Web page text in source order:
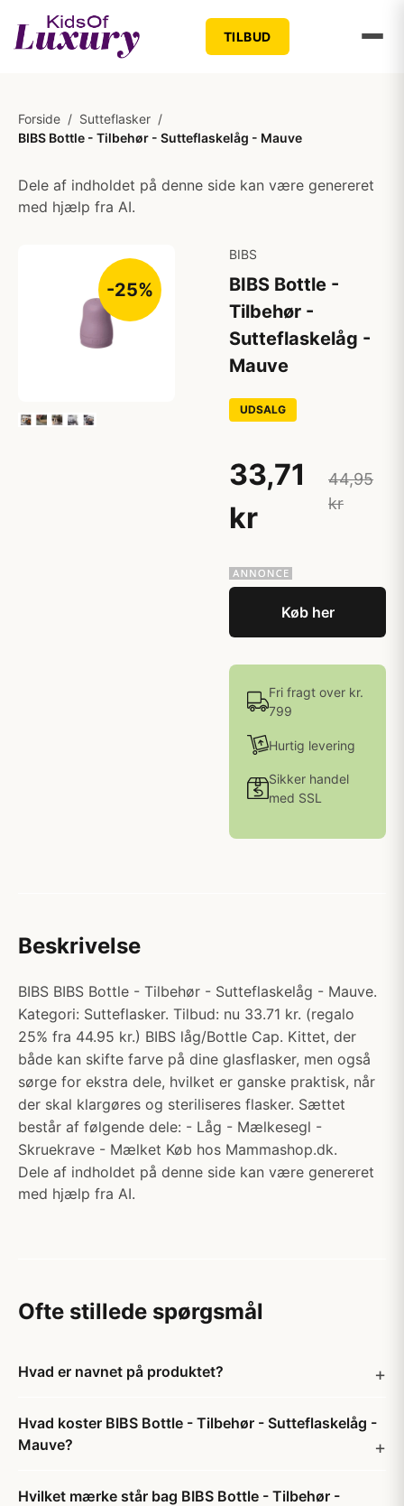
TILBUD
Forside / Sutteflasker /
BIBS Bottle - Tilbehør - Sutteflaskelåg - Mauve
Dele af indholdet på denne side kan være genereret
med hjælp fra AI.
-25%
BIBS
BIBS Bottle -
Tilbehør -
Sutteflaskelåg -
Mauve
UDSALG
33,71
kr
44,95
kr
Køb her
Fri fragt over kr.
799
Hurtig levering
Sikker handel
med SSL
Beskrivelse
BIBS BIBS Bottle - Tilbehør - Sutteflaskelåg - Mauve.
Kategori: Sutteflasker. Tilbud: nu 33.71 kr. (regalo
25% fra 44.95 kr.) BIBS låg/Bottle Cap. Kittet, der
både kan skifte farve på dine glasflasker, men også
sørge for ekstra dele, hvilket er ganske praktisk, når
der skal klargøres og steriliseres flasker. Sættet
består af følgende dele: - Låg - Mælkesegl -
Skruekrave - Mælket Køb hos Mammashop.dk.
Dele af indholdet på denne side kan være genereret
med hjælp fra AI.
Ofte stillede spørgsmål
Hvad er navnet på produktet?
Hvad koster BIBS Bottle - Tilbehør - Sutteflaskelåg -
Mauve?
Hvilket mærke står bag BIBS Bottle - Tilbehør -